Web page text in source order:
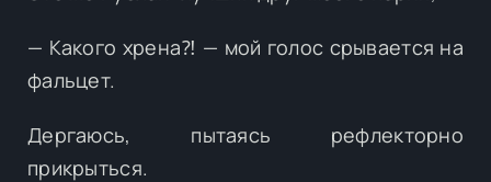
— Какого хрена⁈ — мой голос срывается на
фальцет.
Дергаюсь, пытаясь рефлекторно
прикрыться.